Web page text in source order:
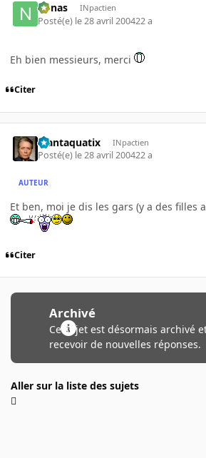
nonas INpactien
Posté(e) le 28 avril 200422 a
Eh bien messieurs, merci
Citer
Plantaquatix INpactien
Posté(e) le 28 avril 200422 a
AUTEUR
Et ben, moi je dis les gars (y a des filles
Citer
Archivé
Ce sujet est désormais archivé
recevoir de nouvelles réponses.
Aller sur la liste des sujets